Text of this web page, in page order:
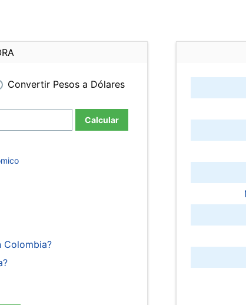
Convertir Pesos a Dólares
Calcular
Colombia?